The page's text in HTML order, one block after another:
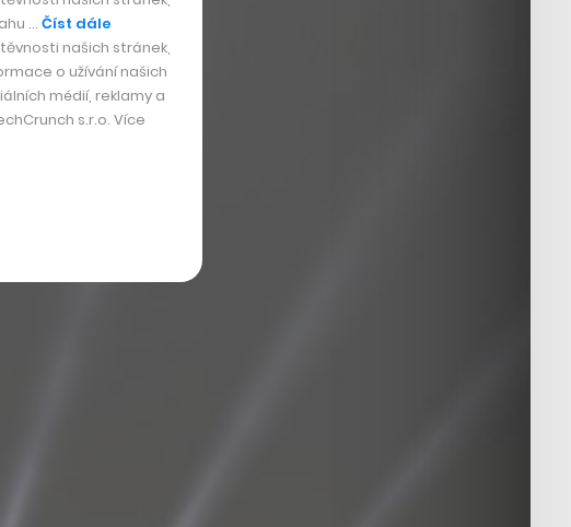
… Číst dále
našich stránek,
o užívání našich
médií, reklamy a
s.r.o. Více